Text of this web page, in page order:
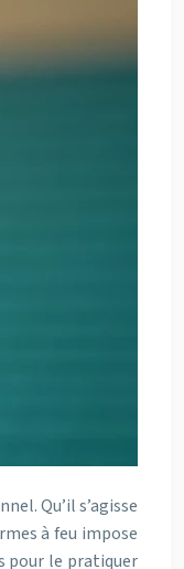
Qu’il s’agisse
à feu impose
pour le pratiquer